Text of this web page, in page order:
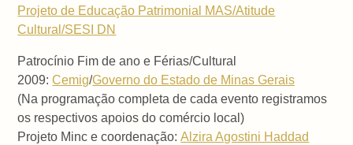
Projeto de Educação Patrimonial MAS/Atitude
Cultural/SESI DN
Patrocínio Fim de ano e Férias/Cultural
2009:Cemig/Governo do Estado de Minas Gerais
(Na programação completa de cada evento registramos
os respectivos apoios do comércio local)
Projeto Minc e coordenação:Alzira Agostini Haddad